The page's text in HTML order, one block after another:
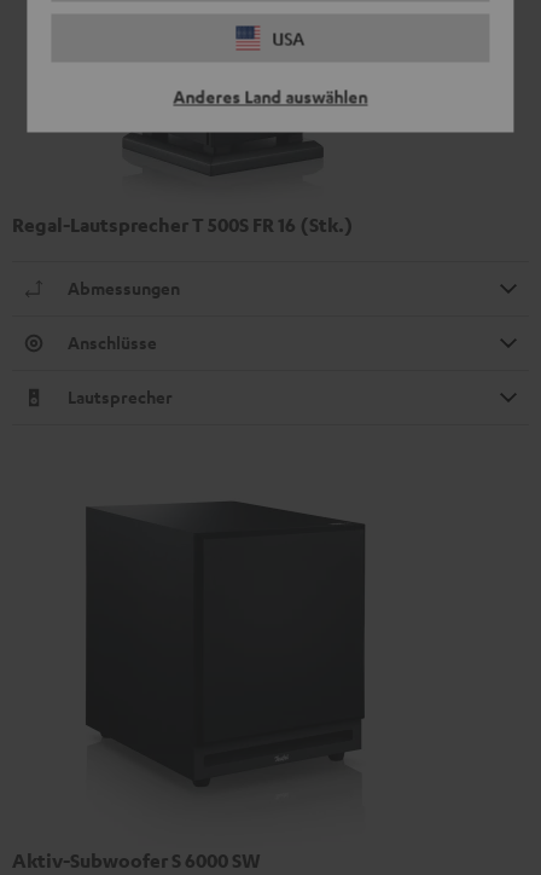
USA
Anderes Land auswählen
Regal-Lautsprecher T 500S FR 16 (Stk.)
Abmessungen
Anschlüsse
Lautsprecher
Aktiv-Subwoofer S 6000 SW